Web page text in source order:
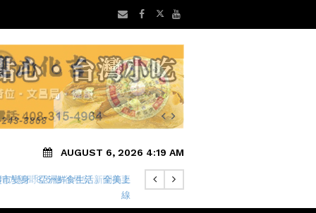
AUGUST 6, 2026 4:19 AM
方新聞8/5 矽谷早安 新聞摘要